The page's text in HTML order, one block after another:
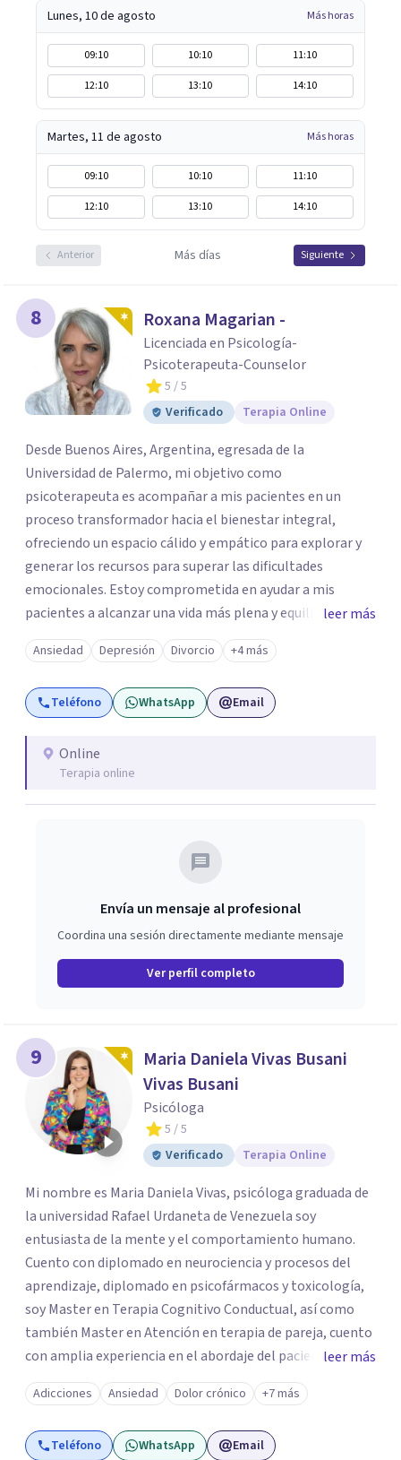
Lunes, 10 de agosto Más horas
09:10 10:10
11:10
12:10
13:10 14:10
Martes, 11 de agosto Más horas
09:10 10:10
11:10
12:10
13:10 14:10
Anterior Más días Siguiente
8 Roxana Magarian -
Licenciada en Psicología-
Psicoterapeuta-Counselor
5 / 5
Verificado
Terapia Online
Desde Buenos Aires, Argentina, egresada de la
Universidad de Palermo, mi objetivo como
psicoterapeuta es acompañar a mis pacientes en un
proceso transformador hacia el bienestar integral,
ofreciendo un espacio cálido y empático para explorar y
generar los recursos para superar las dificultades
emocionales. Estoy comprometida en ayudar a mis
pacientes a alcanzar una vida más plena y equilibrada. Si
estás atravesando una crisis y sentís que necesitás ayuda
o quisieras profundizar en tu autoconocimiento, te invito
a que me contactes para acompañarte en el proceso.
leer más
Ansiedad Depresión Divorcio +4 más
Teléfono WhatsApp Email
Online
Terapia online
Envía un mensaje al profesional
Coordina una sesión directamente mediante mensaje
Ver perfil completo
9
Maria Daniela Vivas Busani
Vivas Busani
Psicóloga
5 / 5
Verificado
Terapia Online
Mi nombre es Maria Daniela Vivas, psicóloga graduada de
la universidad Rafael Urdaneta de Venezuela soy
entusiasta de la mente y el comportamiento humano.
Cuento con diplomado en neurociencia y procesos del
aprendizaje, diplomado en psicofármacos y toxicología,
soy Master en Terapia Cognitivo Conductual, así como
también Master en Atención en terapia de pareja, cuento
con amplia experiencia en el abordaje del paciente con
trastorno afectivo bipolar y pacientes con trastornos de
personalidad y trastorno del estado de ánimo Me
especializo en casos de ansiedad, depresión, trastornos
del sueño, trastorno alimenticio corporal, así como
leer más
Adicciones Ansiedad Dolor crónico +7 más
Teléfono WhatsApp Email